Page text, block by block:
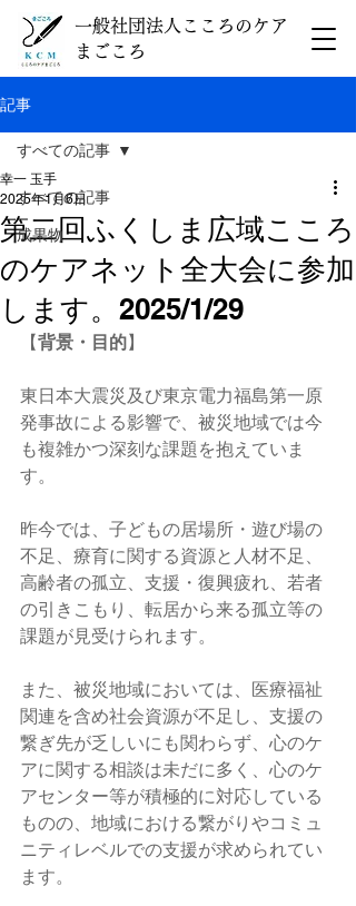
一般社団法人こころのケア
まごころ
記事
すべての記事
成果物
すべての記事
第二回ふくしま広域こころ
のケアネット全大会に参加
します。2025/1/29
幸一 玉手
2025年1月6日
【背景・目的】
東日本大震災及び東京電力福島第一原
発事故による影響で、被災地域では今
も複雑かつ深刻な課題を抱えていま
す。
昨今では、子どもの居場所・遊び場の
不足、療育に関する資源と人材不足、
高齢者の孤立、支援・復興疲れ、若者
の引きこもり、転居から来る孤立等の
課題が見受けられます。
また、被災地域においては、医療福祉
関連を含め社会資源が不足し、支援の
繋ぎ先が乏しいにも関わらず、心のケ
アに関する相談は未だに多く、心のケ
アセンター等が積極的に対応している
ものの、地域における繋がりやコミュ
ニティレベルでの支援が求められてい
ます。